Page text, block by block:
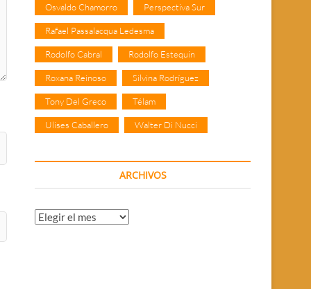
Osvaldo Chamorro Perspectiva Sur
Rafael Passalacqua Ledesma
Rodolfo Cabral Rodolfo Estequin
Roxana Reinoso Silvina Rodríguez
Tony Del Greco Télam
Ulises Caballero Walter Di Nucci
ARCHIVOS
Archivos